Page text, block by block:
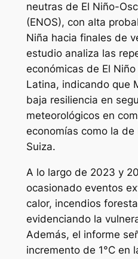
neutras de El Niño-
(ENOS), con alta
Niña hacia finales de
estudio analiza las
económicas de El
Latina, indicando que
baja resiliencia en
meteorológicos en
economías como la
Suiza.
A lo largo de 2023 y
ocasionado eventos
calor, incendios
evidenciando la
Además, el informe
incremento de 1°C en